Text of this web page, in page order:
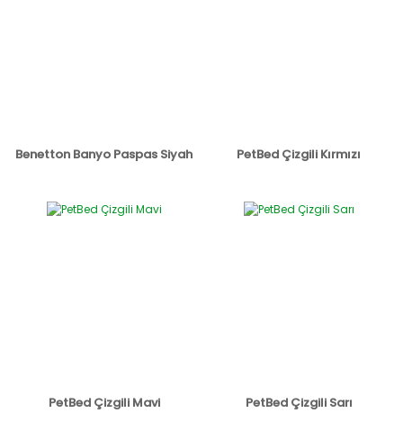
Benetton Banyo Paspas Siyah PetBed Çizgili Kırmızı
PetBed Çizgili Mavi PetBed Çizgili Sarı